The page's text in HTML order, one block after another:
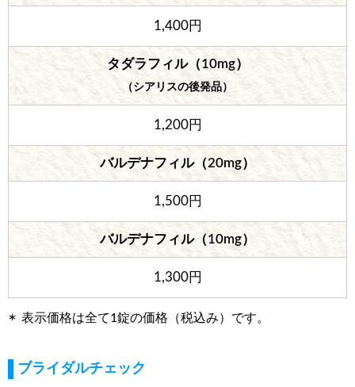
1,400円
タダラフィル（10mg）
（シアリスの後発品）
1,200円
バルデナフィル（20mg）
1,500円
バルデナフィル（10mg）
1,300円
表示価格は全て1錠の価格（税込み）です。
ブライダルチェック